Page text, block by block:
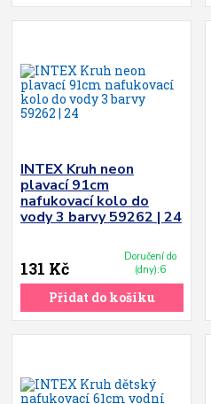
INTEX Kruh neon
plavací 91cm
nafukovací kolo do
vody 3 barvy 59262 | 24
131 Kč
Doručení do
(dny):6
Přidat do košíku